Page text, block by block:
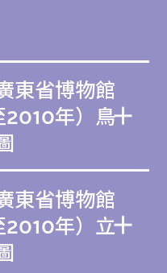
東省博物館
2010年）鳥
東省博物館
2010年）立